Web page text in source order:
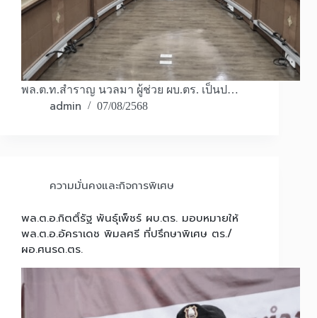
พล.ต.ท.สำราญ นวลมา ผู้ช่วย ผบ.ตร. เป็นป…
admin 07/08/2568
ความมั่นคงและกิจการพิเศษ
พล.ต.อ.กิตติ์รัฐ พันธุ์เพ็ชร์ ผบ.ตร. มอบหมายให้
พล.ต.อ.อัคราเดช พิมลศรี ที่ปรึกษาพิเศษ ตร./
ผอ.ศนรด.ตร.